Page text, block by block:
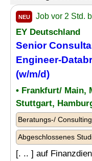
NEU Job vor 2 Std.
EY Deutschland
Senior
Engineer-
(w/m/d)
• Frankfurt/ Main,
Stuttgart,
Beratungs-/
Abgeschlossenes
[. .. ] auf